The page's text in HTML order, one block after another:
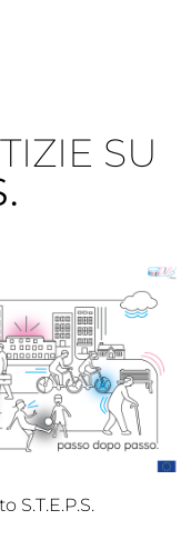
SU
S.T.E.P.S.